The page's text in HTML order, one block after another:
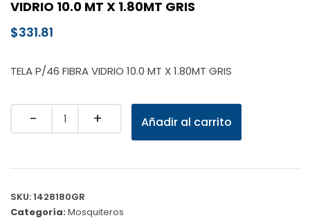
VIDRIO 10.0 MT X 1.80MT GRIS
$331.81
TELA P/46 FIBRA VIDRIO 10.0 MT X 1.80MT GRIS
Quantity Añadir al carrito
SKU:1428180GR
Categoría:Mosquiteros